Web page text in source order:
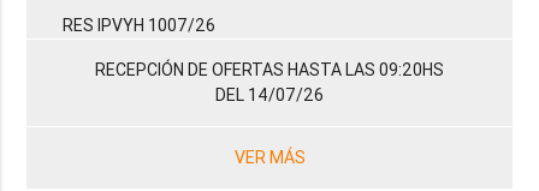
RES IPVYH 1007/26
RECEPCIÓN DE OFERTAS HASTA LAS 09:20HS
DEL 14/07/26
VER MÁS